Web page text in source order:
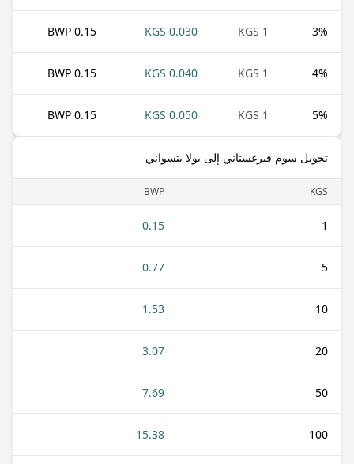
3%
1 KGS
0.030 KGS
0.15 BWP
4%
1 KGS
0.040 KGS
0.15 BWP
5%
1 KGS
0.050 KGS
0.15 BWP
تحويل سوم قيرغستاني إلى بولا بتسواني
KGS
BWP
1
0.15
5
0.77
10
1.53
20
3.07
50
7.69
100
15.38